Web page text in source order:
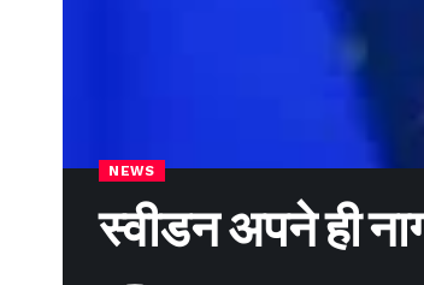
NEWS
स्वीडन अपने ही